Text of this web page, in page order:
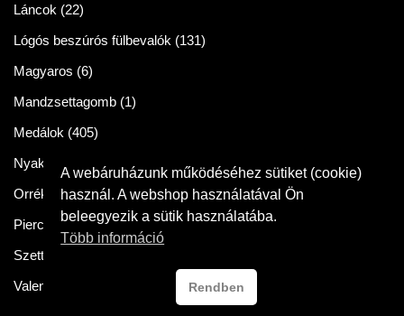
Láncok (22)
Lógós beszúrós fülbevalók (131)
Magyaros (6)
Mandzsettagomb (1)
Medálok (405)
Nyakláncok
(86)
Orrékszer (2)
Piercingek (11)
Szettek
Valentin napra
A webáruházunk működéséhez sütiket (cookie)
használ. A webshop használatával Ön
beleegyezik a sütik használatába.
Több információ
Rendben